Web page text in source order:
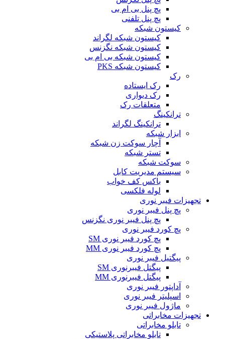
پچ پنل بی ام بی
پچ پنل تلفنی
کیستون شبکه
کیستون شبکه لگراند
کیستون شبکه نگزنس
کیستون شبکه بی ام بی
کیستون شبکه PKS
رک
رک ایستاده
رک دیواری
متعلقات رک
ترانکینگ
ترانکینگ لگراند
ابزار شبکه
آچار سوکت زن شبکه
تستر شبکه
سوکت شبکه
سیستم مدیریت کابل
باکس کف خواب
لوله فلکسی
تجهیزات فیبر نوری
پچ پنل فیبر نوری
پچ پنل فیبر نوری نگزنس
پچ کورد فیبر نوری
پچ کورد فیبر نوری SM
پچ کورد فیبر نوری MM
پیگتیل فیبر نوری
پیگتل فیبرنوری SM
پیگتل فیبرنوری MM
آداپتور فیبر نوری
اسپلیتر فیبر نوری
ماژول فیبر نوری
تجهیزات مخابراتی
تابلو مخابراتی
تابلو مخابراتی پلاستیکی